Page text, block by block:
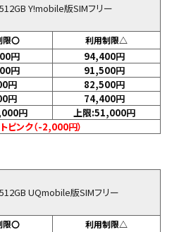
Y!mobile版SIMフリー
限〇 利用制限△
円 94,400円
円 91,500円
円 82,500円
円 74,400円
円 上限:51,000円
ピンク（-2,000円）
UQmobile版SIMフリー
限〇 利用制限△